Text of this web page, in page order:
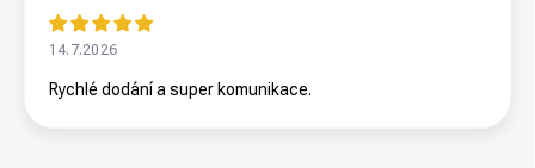
14.7.2026
Rychlé dodání a super komunikace.